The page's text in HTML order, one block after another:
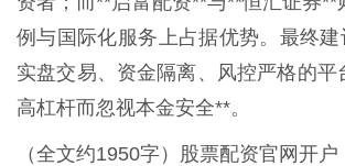
例与国际化服务上占据优势。最终
实盘交易、资金隔离、风控严格的平
高杠杆而忽视本金安全**。
（全文约1950字）股票配资官网开户